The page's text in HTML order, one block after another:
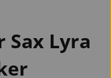
Sax Lyra